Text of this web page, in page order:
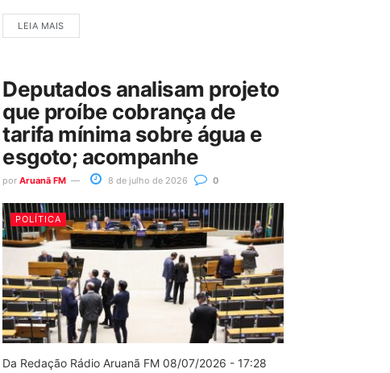
LEIA MAIS
Deputados analisam projeto
que proíbe cobrança de
tarifa mínima sobre água e
esgoto; acompanhe
por Aruanã FM 8 de julho de 2026 0
POLÍTICA
Da Redação Rádio Aruanã FM 08/07/2026 - 17:28